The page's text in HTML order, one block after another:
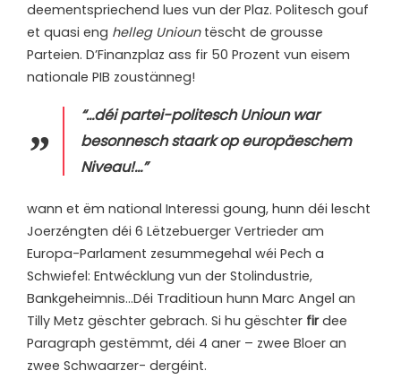
deementspriechend lues vun der Plaz. Politesch gouf
et quasi eng helleg Uniountëscht de grousse
Parteien. D’Finanzplaz ass fir 50 Prozent vun eisem
nationale PIB zoustänneg!
“…déi partei-politesch Unioun war
besonnesch staark op europäeschem
Niveau!…”
wann et ëm national Interessi goung, hunn déi lescht
Joerzéngten déi 6 Lëtzebuerger Vertrieder am
Europa-Parlament zesummegehal wéi Pech a
Schwiefel: Entwécklung vun der Stolindustrie,
Bankgeheimnis…Déi Traditioun hunn Marc Angel an
Tilly Metz gëschter gebrach. Si hu gëschter firdee
Paragraph gestëmmt, déi 4 aner – zwee Bloer an
zwee Schwaarzer- dergéint.